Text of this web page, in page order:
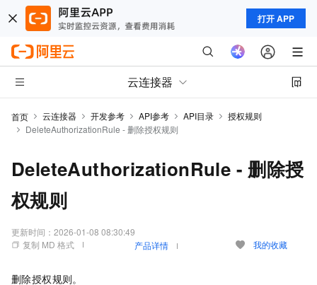
打开 APP
云连接器
首页 云连接器 开发参考 API参考 API目录
授权规则
DeleteAuthorizationRule - 删除授权规则
DeleteAuthorizationRule - 删除授
权规则
更新时间： 2026-01-08 08:30:49
复制 MD 格式
产品详情 我的收藏
删除授权规则。